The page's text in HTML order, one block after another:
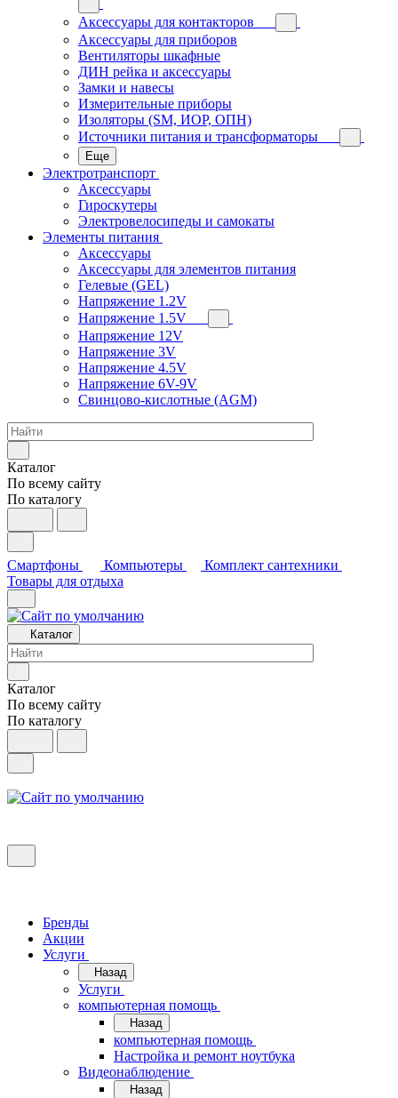
Аксессуары для контакторов
Аксессуары для приборов
Вентиляторы шкафные
ДИН рейка и аксессуары
Замки и навесы
Измерительные приборы
Изоляторы (SM, ИОР, ОПН)
Источники питания и трансформаторы
Еще
Электротранспорт
Аксессуары
Гироскутеры
Электровелосипеды и самокаты
Элементы питания
Аксессуары
Аксессуары для элементов питания
Гелевые (GEL)
Напряжение 1.2V
Напряжение 1.5V
Напряжение 12V
Напряжение 3V
Напряжение 4.5V
Напряжение 6V-9V
Свинцово-кислотные (AGM)
Каталог
По всему сайту
По каталогу
Смартфоны Компьютеры
Комплект сантехники
Товары для отдыха
Каталог
Каталог
По всему сайту
По каталогу
Бренды
Акции
Услуги
Назад
Услуги
компьютерная помощь
Назад
компьютерная помощь
Настройка и ремонт ноутбука
Видеонаблюдение
Назад